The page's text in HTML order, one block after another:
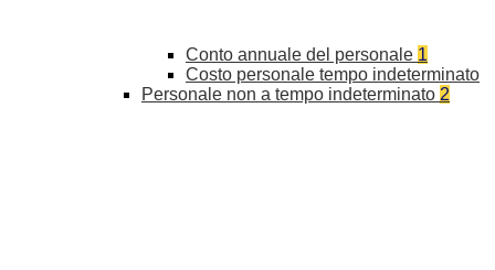
Conto annuale del personale 1
Costo personale tempo indeterminato
Personale non a tempo indeterminato 2